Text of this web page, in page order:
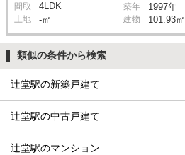
間取 4LDK 築年 1997年
土地 -㎡ 建物 101.93㎡
類似の条件から検索
辻堂駅の新築戸建て
辻堂駅の中古戸建て
辻堂駅のマンション